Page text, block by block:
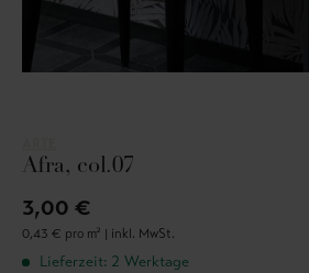
Afra, col.07
3,00 €
0,43 € pro m² | inkl. MwSt.
Lieferzeit: 2 Werktage